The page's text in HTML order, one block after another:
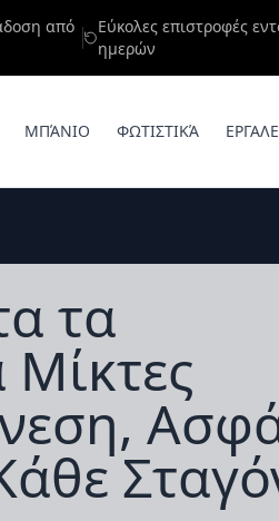
από
Εύκολες επιστροφές
ημερών
ΜΠΆΝΙΟ ΦΩΤΙΣΤΙΚΆ
τα